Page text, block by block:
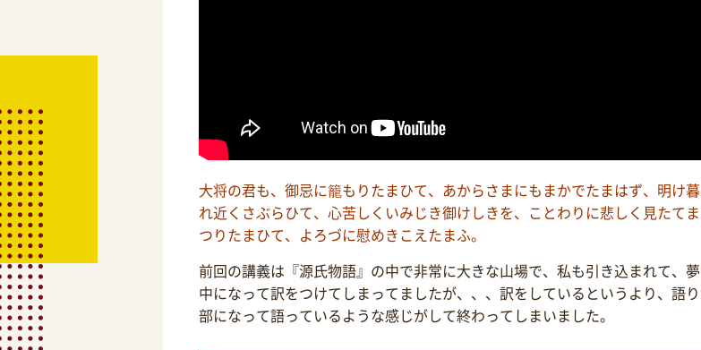
大将の君も、御忌に籠もりたまひて、あからさまにもまかでたまはず、明け暮
れ近くさぶらひて、心苦しくいみじき御けしきを、ことわりに悲しく見たてま
つりたまひて、よろづに慰めきこえたまふ。
前回の講義は『源氏物語』の中で非常に大きな山場で、私も引き込まれて、夢
中になって訳をつけてしまってましたが、、、訳をしているというより、語り
部になって語っているような感じがして終わってしまいました。